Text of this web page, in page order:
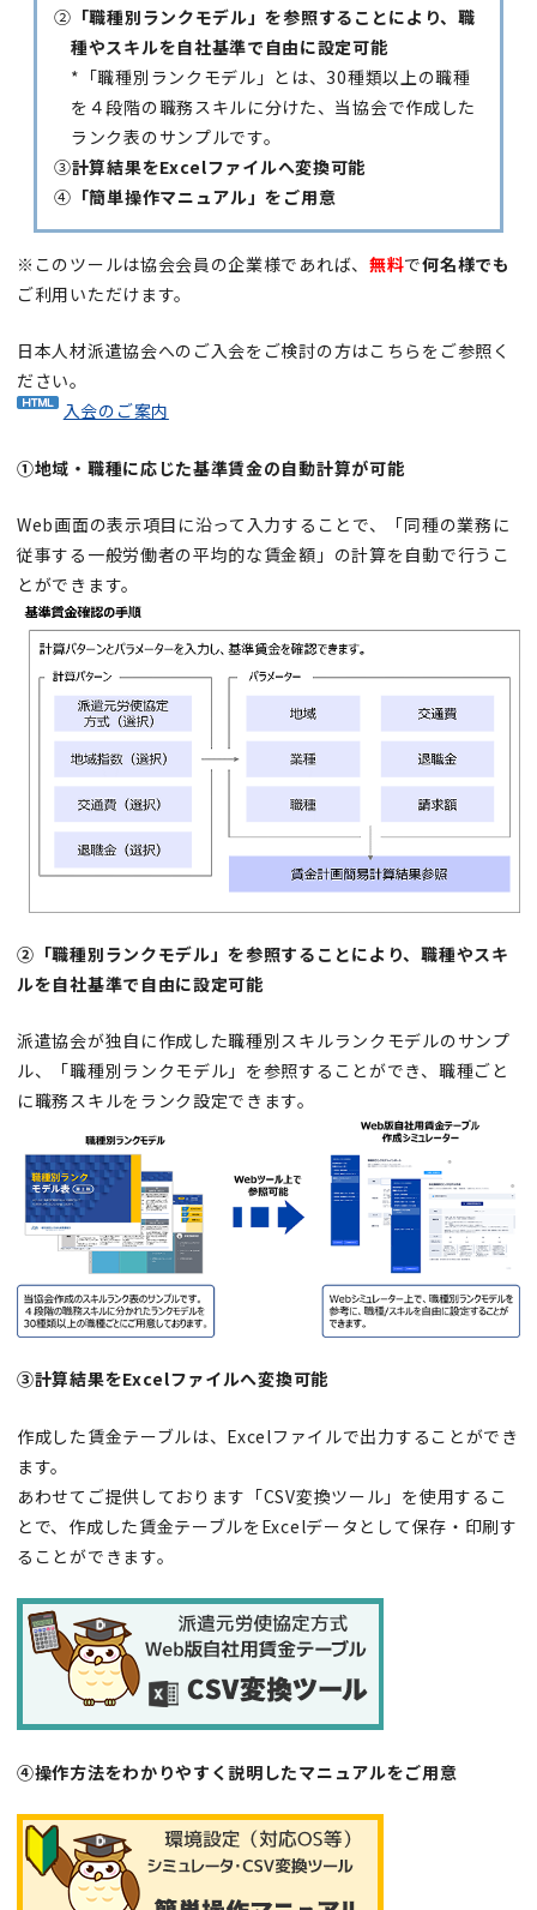
② 「職種別ランクモデル」を参照することにより、職
種やスキルを自社基準で自由に設定可能
*「職種別ランクモデル」とは、30種類以上の職種
を４段階の職務スキルに分けた、当協会で作成した
ランク表のサンプルです。
③計算結果をExcelファイルへ変換可能
④ 「簡単操作マニュアル」をご用意
※このツールは協会会員の企業様であれば、 無料で何名様でも
ご利用いただけます。
日本人材派遣協会へのご入会をご検討の方はこちらをご参照く
ださい。
入会のご案内
①地域・職種に応じた基準賃金の自動計算が可能
Web画面の表示項目に沿って入力することで、「同種の業務に
従事する一般労働者の平均的な賃金額」の計算を自動で行うこ
とができます。
②「職種別ランクモデル」を参照することにより、職種やスキ
ルを自社基準で自由に設定可能
派遣協会が独自に作成した職種別スキルランクモデルのサンプ
ル、「職種別ランクモデル」を参照することができ、職種ごと
に職務スキルをランク設定できます。
③計算結果をExcelファイルへ変換可能
作成した賃金テーブルは、Excelファイルで出力することができ
ます。
あわせてご提供しております「CSV変換ツール」を使用するこ
とで、作成した賃金テーブルをExcelデータとして保存・印刷す
ることができます。
④操作方法をわかりやすく説明したマニュアルをご用意